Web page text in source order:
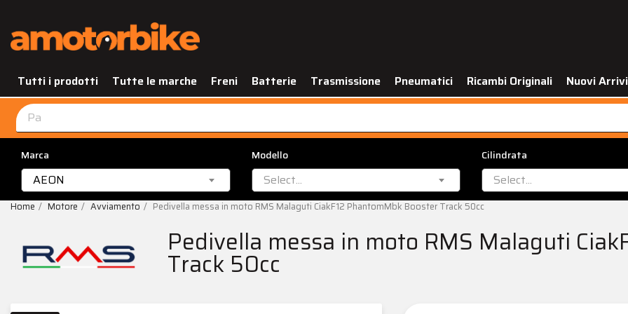
Tutti i prodotti Tutte le marche Freni Batterie Trasmissione Pneumatici Ricambi Originali Nuovi Arrivi
Marca
AEON
Modello
Select...
Cilindrata
Select...
Home Motore Avviamento Pedivella messa in moto RMS Malaguti CiakF12 PhantomMbk Booster Track 50cc
Pedivella messa in moto RMS Malaguti
Track 50cc